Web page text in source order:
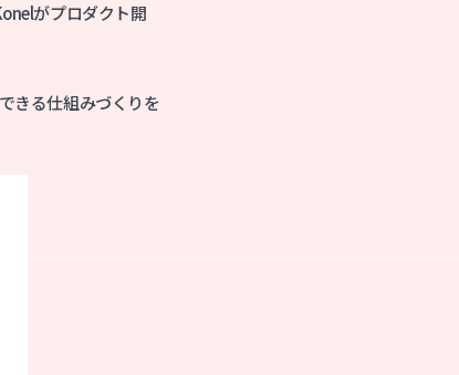
がプロダクト開
きる仕組みづくりを